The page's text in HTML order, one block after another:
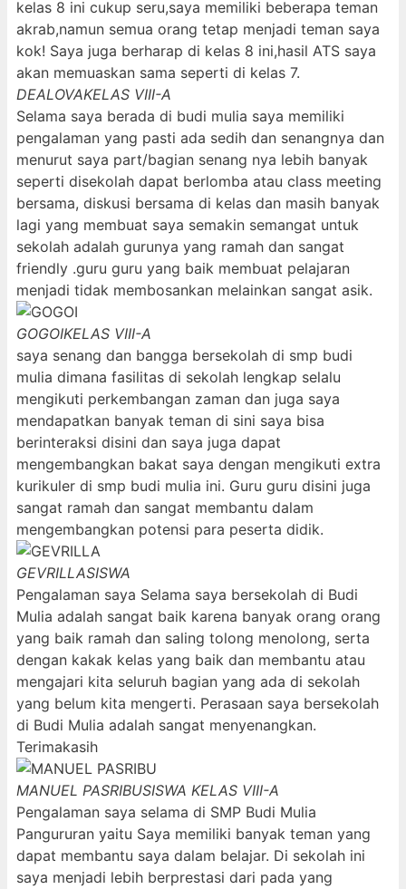
kelas 8 ini cukup seru,saya memiliki beberapa teman
akrab,namun semua orang tetap menjadi teman saya
kok! Saya juga berharap di kelas 8 ini,hasil ATS saya
akan memuaskan sama seperti di kelas 7.
DEALOVAKELAS VIII-A
Selama saya berada di budi mulia saya memiliki
pengalaman yang pasti ada sedih dan senangnya dan
menurut saya part/bagian senang nya lebih banyak
seperti disekolah dapat berlomba atau class meeting
bersama, diskusi bersama di kelas dan masih banyak
lagi yang membuat saya semakin semangat untuk
sekolah adalah gurunya yang ramah dan sangat
friendly .guru guru yang baik membuat pelajaran
menjadi tidak membosankan melainkan sangat asik.
GOGOIKELAS VIII-A
saya senang dan bangga bersekolah di smp budi
mulia dimana fasilitas di sekolah lengkap selalu
mengikuti perkembangan zaman dan juga saya
mendapatkan banyak teman di sini saya bisa
berinteraksi disini dan saya juga dapat
mengembangkan bakat saya dengan mengikuti extra
kurikuler di smp budi mulia ini. Guru guru disini juga
sangat ramah dan sangat membantu dalam
mengembangkan potensi para peserta didik.
GEVRILLASISWA
Pengalaman saya Selama saya bersekolah di Budi
Mulia adalah sangat baik karena banyak orang orang
yang baik ramah dan saling tolong menolong, serta
dengan kakak kelas yang baik dan membantu atau
mengajari kita seluruh bagian yang ada di sekolah
yang belum kita mengerti. Perasaan saya bersekolah
di Budi Mulia adalah sangat menyenangkan.
Terimakasih
MANUEL PASRIBUSISWA KELAS VIII-A
Pengalaman saya selama di SMP Budi Mulia
Pangururan yaitu Saya memiliki banyak teman yang
dapat membantu saya dalam belajar. Di sekolah ini
saya menjadi lebih berprestasi dari pada yang